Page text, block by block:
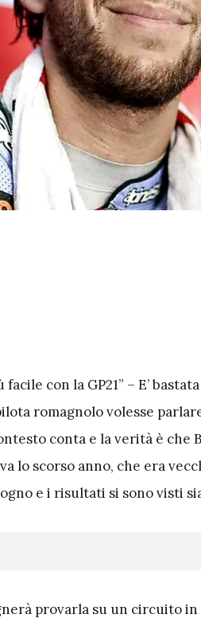
facile con la GP21” – E’
romagnolo volesse
conta e la verità è che
lo scorso anno, che era
e i risultati si sono visti
provarla su un circuito